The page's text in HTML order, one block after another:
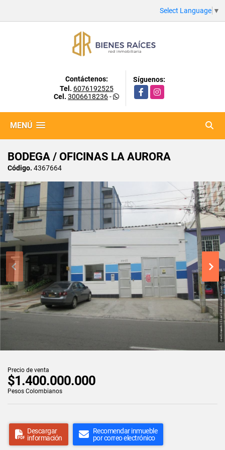
Select Language ▼
Contáctenos:
Tel. 6076192525
Cel. 3006618236-
Síguenos:
FacebookInstagram
MENÚ
BODEGA / OFICINAS LA AURORA
Código. 4367664
Precio de venta
$1.400.000.000
Pesos Colombianos
Descargar
información
Recomendar inmueble
por correo electrónico